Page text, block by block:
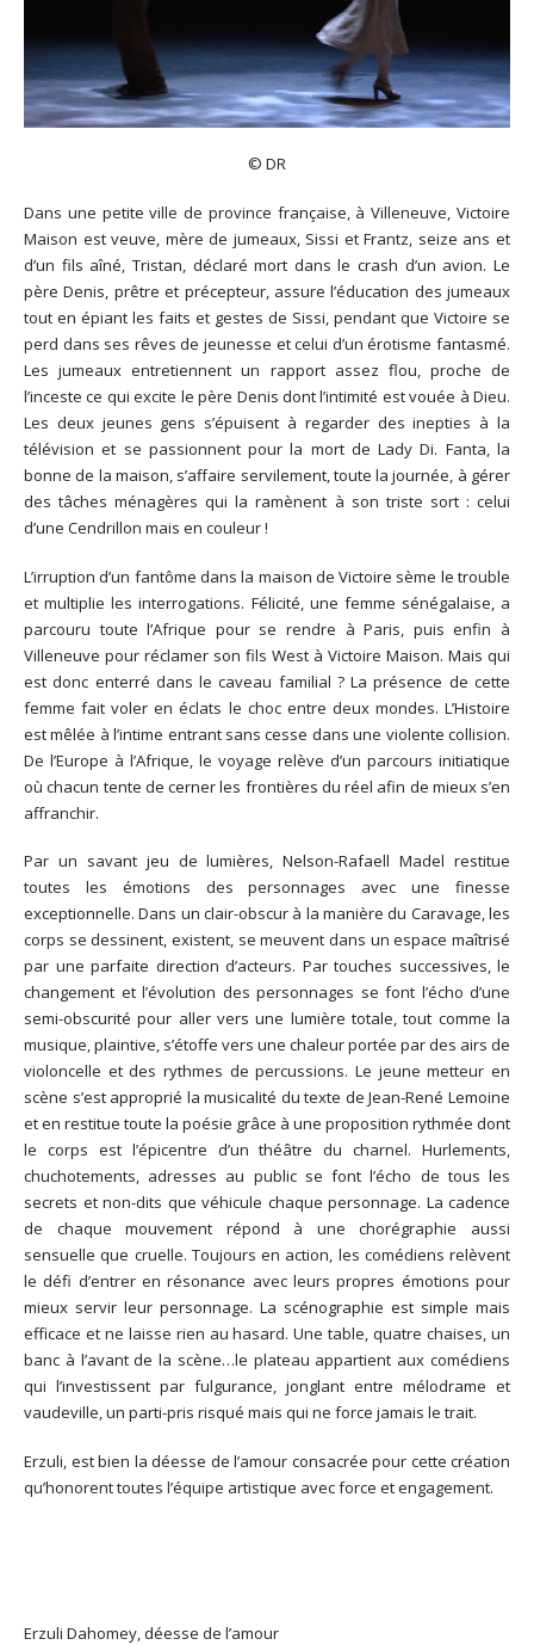
© DR
Dans une petite ville de province française, à Villeneuve, Victoire
Maison est veuve, mère de jumeaux, Sissi et Frantz, seize ans et
d’un fils aîné, Tristan, déclaré mort dans le crash d’un avion. Le
père Denis, prêtre et précepteur, assure l’éducation des jumeaux
tout en épiant les faits et gestes de Sissi, pendant que Victoire se
perd dans ses rêves de jeunesse et celui d’un érotisme fantasmé.
Les jumeaux entretiennent un rapport assez flou, proche de
l’inceste ce qui excite le père Denis dont l’intimité est vouée à Dieu.
Les deux jeunes gens s’épuisent à regarder des inepties à la
télévision et se passionnent pour la mort de Lady Di. Fanta, la
bonne de la maison, s’affaire servilement, toute la journée, à gérer
des tâches ménagères qui la ramènent à son triste sort : celui
d’une Cendrillon mais en couleur !
L’irruption d’un fantôme dans la maison de Victoire sème le trouble
et multiplie les interrogations. Félicité, une femme sénégalaise, a
parcouru toute l’Afrique pour se rendre à Paris, puis enfin à
Villeneuve pour réclamer son fils West à Victoire Maison. Mais qui
est donc enterré dans le caveau familial ? La présence de cette
femme fait voler en éclats le choc entre deux mondes. L’Histoire
est mêlée à l’intime entrant sans cesse dans une violente collision.
De l’Europe à l’Afrique, le voyage relève d’un parcours initiatique
où chacun tente de cerner les frontières du réel afin de mieux s’en
affranchir.
Par un savant jeu de lumières, Nelson-Rafaell Madel restitue
toutes les émotions des personnages avec une finesse
exceptionnelle. Dans un clair-obscur à la manière du Caravage, les
corps se dessinent, existent, se meuvent dans un espace maîtrisé
par une parfaite direction d’acteurs. Par touches successives, le
changement et l’évolution des personnages se font l’écho d’une
semi-obscurité pour aller vers une lumière totale, tout comme la
musique, plaintive, s’étoffe vers une chaleur portée par des airs de
violoncelle et des rythmes de percussions. Le jeune metteur en
scène s’est approprié la musicalité du texte de Jean-René Lemoine
et en restitue toute la poésie grâce à une proposition rythmée dont
le corps est l’épicentre d’un théâtre du charnel. Hurlements,
chuchotements, adresses au public se font l’écho de tous les
secrets et non-dits que véhicule chaque personnage. La cadence
de chaque mouvement répond à une chorégraphie aussi
sensuelle que cruelle. Toujours en action, les comédiens relèvent
le défi d’entrer en résonance avec leurs propres émotions pour
mieux servir leur personnage. La scénographie est simple mais
efficace et ne laisse rien au hasard. Une table, quatre chaises, un
banc à l’avant de la scène…le plateau appartient aux comédiens
qui l’investissent par fulgurance, jonglant entre mélodrame et
vaudeville, un parti-pris risqué mais qui ne force jamais le trait.
Erzuli, est bien la déesse de l’amour consacrée pour cette création
qu’honorent toutes l’équipe artistique avec force et engagement.
Erzuli Dahomey, déesse de l’amour